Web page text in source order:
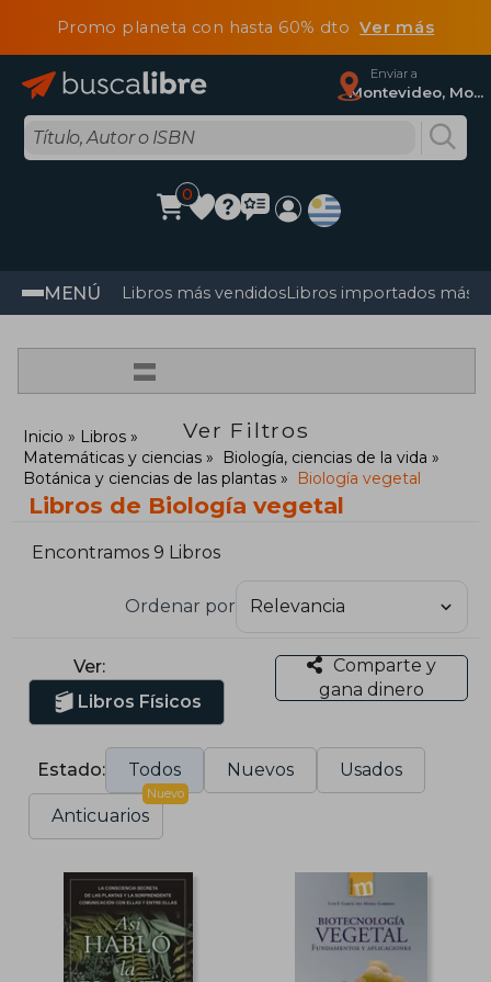
Promo planeta con hasta 60% dtoVer más
Enviar a
Montevideo, Montevideo
0
MENÚ Libros más vendidosLibros importados más
=
Ver Filtros
Inicio
Libros
Matemáticas y ciencias
Biología, ciencias de la vida
Botánica y ciencias de las plantas
Biología vegetal
Libros de Biología vegetal
Encontramos 9 Libros
Ordenar por
Ver:
Libros Físicos
Comparte y
gana dinero
Estado: Todos Nuevos Usados
Anticuarios
Nuevo